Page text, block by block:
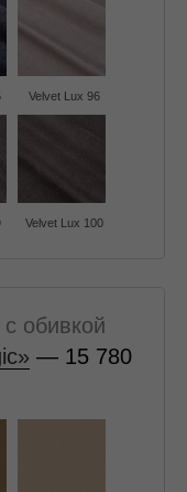
Velvet Lux 96
Velvet Lux 100
обивкой
— 15 780